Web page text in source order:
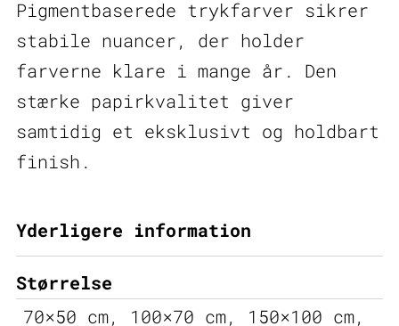
Pigmentbaserede trykfarver sikrer
stabile nuancer, der holder
farverne klare i mange år. Den
stærke papirkvalitet giver
samtidig et eksklusivt og holdbart
finish.
Yderligere information
Størrelse
70×50 cm, 100×70 cm, 150×100 cm,